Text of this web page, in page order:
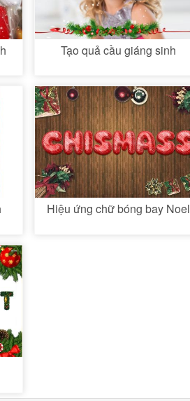
Tạo quả cầu giáng sinh
Hiệu ứng chữ bóng bay Noel